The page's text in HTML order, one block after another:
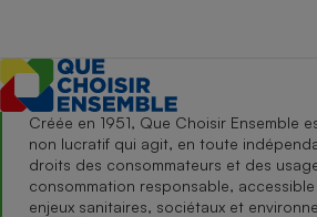
Créée en 1951, Que Choisir Ensemble
non lucratif qui agit, en toute
droits des consommateurs et des
consommation responsable,
enjeux sanitaires, sociétaux et